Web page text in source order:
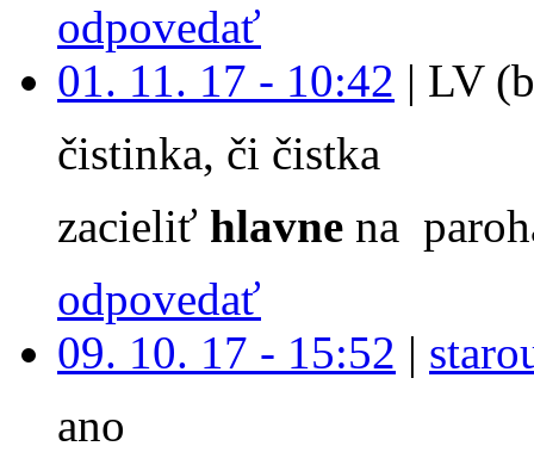
odpovedať
01. 11. 17 - 10:42 | LV
čistinka, či čistka
zacieliť hlavne na
odpovedať
09. 10. 17 - 15:52 |
ano